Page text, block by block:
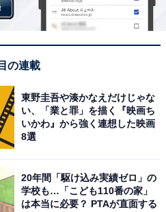
んな姿になるのかワクワクし
のようで可愛らしかった（20
た、第5世代の「ミジュマ
（20代男性）」「最終進化系
30代男性）」など、忍者モ
界規模の人気でも常に上位
ガ」を最終進化系とする
4～6世代では、みずタイプポ
の連載
東野圭吾や湊かなえだけじゃな
い、「業と罪」を描く『映画ち
いかわ』から強く連想した映画
8選
20年間「駆け込み実績ゼロ」の
学校も…「こども110番の家」
は本当に必要？ PTAが直面する